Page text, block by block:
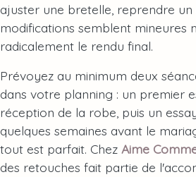
ajuster une bretelle, reprendre un
modifications semblent mineures
radicalement le rendu final.
Prévoyez au minimum deux
dans votre planning : un premier
réception de la robe, puis un
quelques semaines avant le
tout est parfait. Chez Aime
des retouches fait partie de